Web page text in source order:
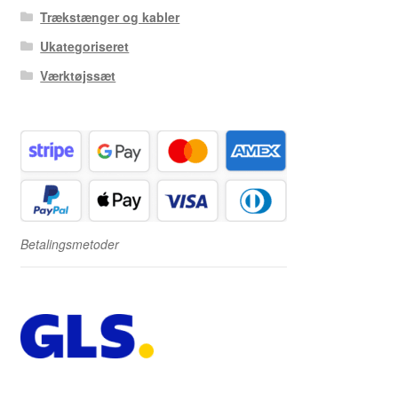
Trækstænger og kabler
Ukategoriseret
Værktøjssæt
Betalingsmetoder